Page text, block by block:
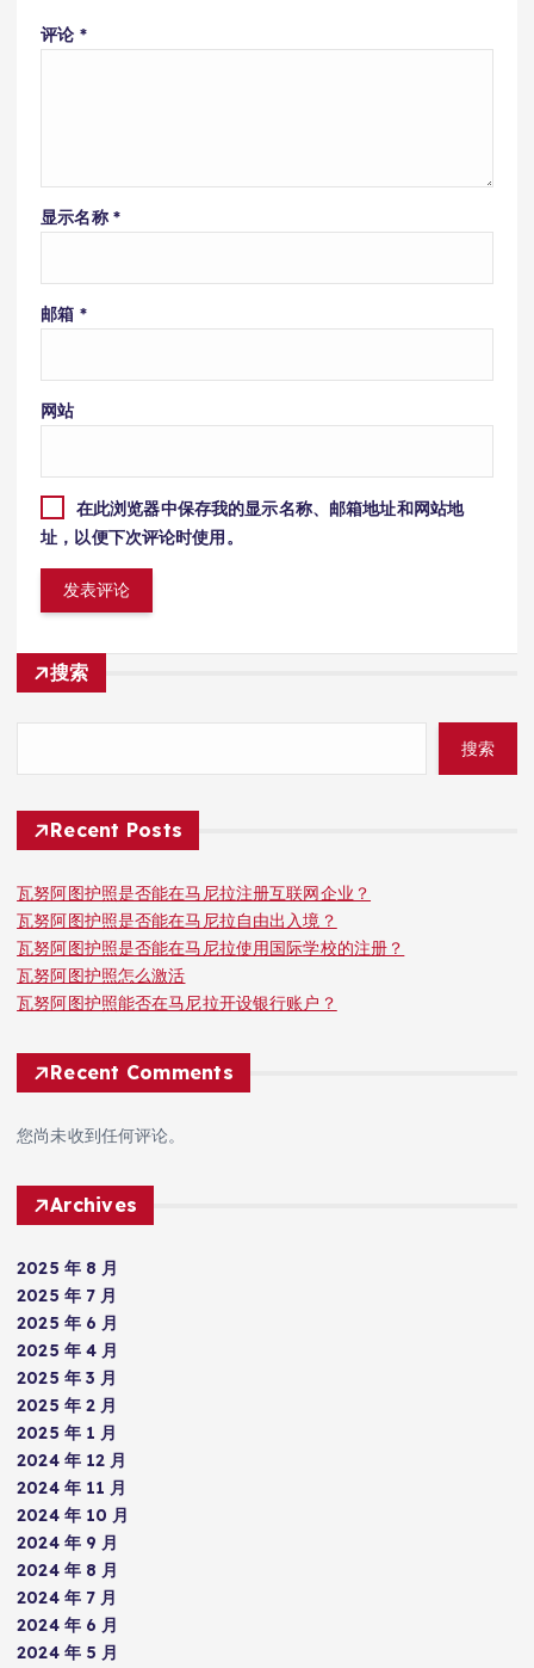
评论 *
显示名称 *
邮箱 *
网站
在此浏览器中保存我的显示名称、邮箱地址和网站地
址，以便下次评论时使用。
搜索
搜索
Recent Posts
瓦努阿图护照是否能在马尼拉注册互联网企业？
瓦努阿图护照是否能在马尼拉自由出入境？
瓦努阿图护照是否能在马尼拉使用国际学校的注册？
瓦努阿图护照怎么激活
瓦努阿图护照能否在马尼拉开设银行账户？
Recent Comments
您尚未收到任何评论。
Archives
2025 年 8 月
2025 年 7 月
2025 年 6 月
2025 年 4 月
2025 年 3 月
2025 年 2 月
2025 年 1 月
2024 年 12 月
2024 年 11 月
2024 年 10 月
2024 年 9 月
2024 年 8 月
2024 年 7 月
2024 年 6 月
2024 年 5 月